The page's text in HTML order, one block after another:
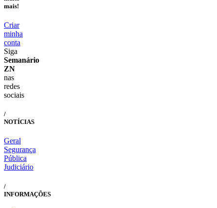
mais!
Criar
minha
conta
Siga
Semanário
ZN
nas
redes
sociais
/
NOTÍCIAS
Geral
Segurança
Pública
Judiciário
/
INFORMAÇÕES